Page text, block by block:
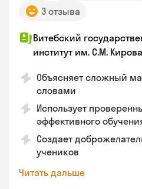
3 отзыва
Витебский
институт им. С.М. Кирова
Объясняет сложный
словами
Использует
эффективного
Создает
учеников
Читать дальше